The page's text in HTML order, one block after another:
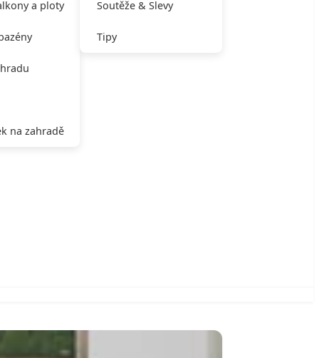
a ploty
na zahradě
Soutěže & Slevy
Tipy